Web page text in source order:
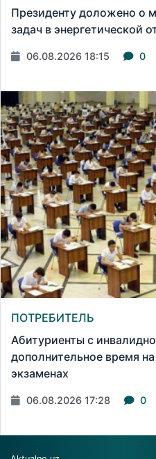
Президенту доложено о
задач в энергетической
06.08.2026 18:15 0
ПОТРЕБИТЕЛЬ
Абитуриенты с
дополнительное время
экзаменах
06.08.2026 17:28 0